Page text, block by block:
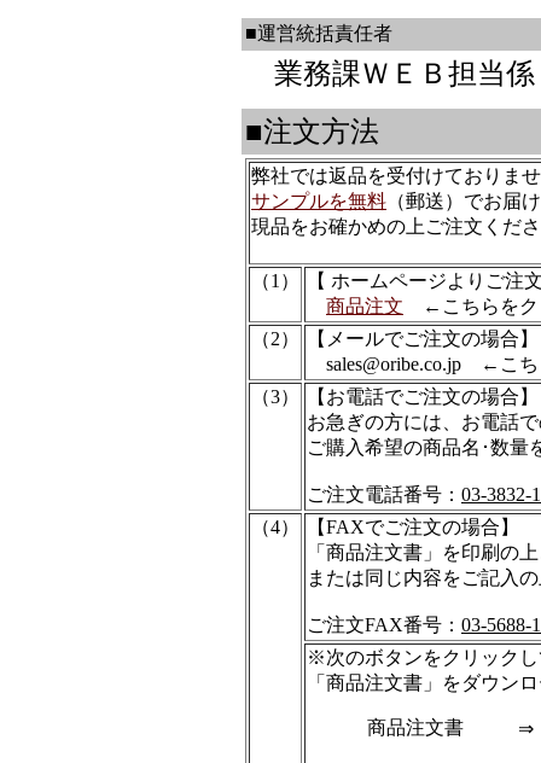
■運営統括責任者
業務課ＷＥＢ担
■注文方法
弊社では返品を受付けておりま
サンプルを無料 （郵送）でお届
現品をお確かめの上ご注文くだ
（1）
【 ホームページよりご注
商品注文 ←こちらをク
（2）
【メールでご注文の場合】
sales@oribe.co.jp ←こち
（3）
【お電話でご注文の場合】
お急ぎの方には、お電話
ご購入希望の商品名･数量
ご注文電話番号： 03-3832-
（4）
【FAXでご注文の場合】
「商品注文書」を印刷の
または同じ内容をご記入
ご注文FAX番号： 03-5688-
※次のボタンをクリック
「商品注文書」をダウン
商品注文書 ⇒